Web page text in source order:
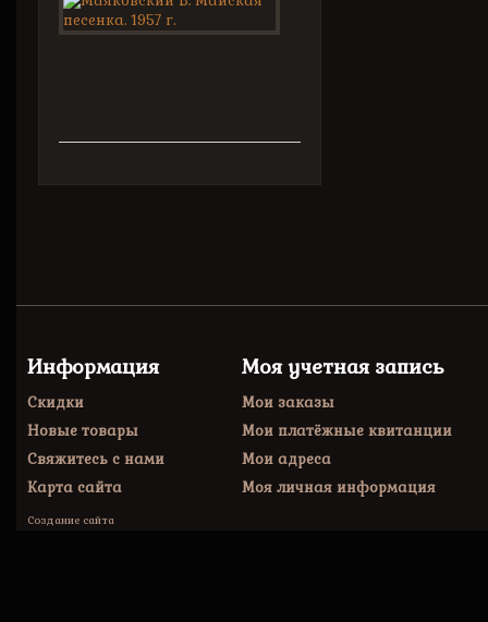
Информация
Скидки
Новые товары
Свяжитесь с нами
Карта сайта
Моя учетная запись
Мои заказы
Мои платёжные квитанции
Мои адреса
Моя личная информация
Создание сайта